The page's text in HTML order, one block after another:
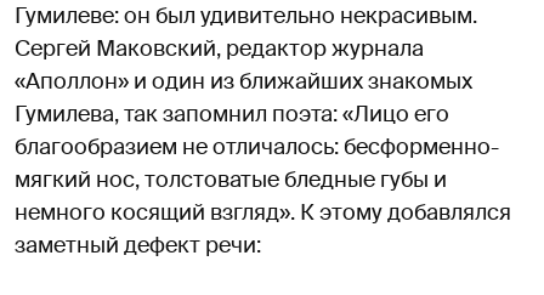
Гумилеве: он был удивительно некрасивым.
Сергей Маковский, редактор журнала
«Аполлон» и один из ближайших знакомых
Гумилева, так запомнил поэта: «Лицо его
благообразием не отличалось: бесформенно-
мягкий нос, толстоватые бледные губы и
немного косящий взгляд». К этому добавлялся
заметный дефект речи: